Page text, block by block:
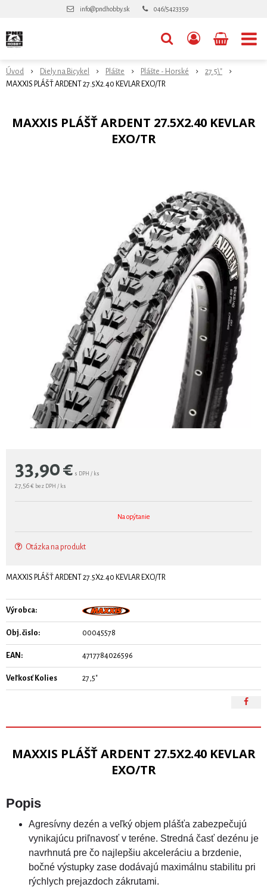
info@pndhobby.sk 046/5423359
Úvod Diely na Bicykel Plášte Plášte - Horské
27.5\"
MAXXIS PLÁŠŤ ARDENT 27.5X2.40 KEVLAR EXO/TR
MAXXIS PLÁŠŤ ARDENT 27.5X2.40 KEVLAR
EXO/TR
33,90€ s DPH / ks
27,56 € bez DPH / ks
Na opýtanie
Otázka na produkt
MAXXIS PLÁŠŤ ARDENT 27.5X2.40 KEVLAR EXO/TR
Výrobca:
Obj. čislo: 00045578
EAN: 4717784026596
Veľkosť Kolies 27,5"
MAXXIS PLÁŠŤ ARDENT 27.5X2.40 KEVLAR
EXO/TR
Popis
Agresívny dezén a veľký objem plášťa zabezpečujú
vynikajúcu priľnavosť v teréne. Stredná časť dezénu je
navrhnutá pre čo najlepšiu akceleráciu a brzdenie,
bočné výstupky zase dodávajú maximálnu stabilitu pri
rýchlych prejazdoch zákrutami.